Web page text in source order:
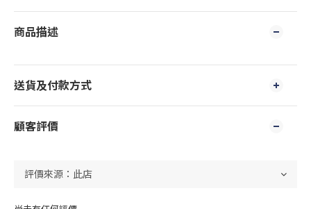
商品描述
送貨及付款方式
顧客評價